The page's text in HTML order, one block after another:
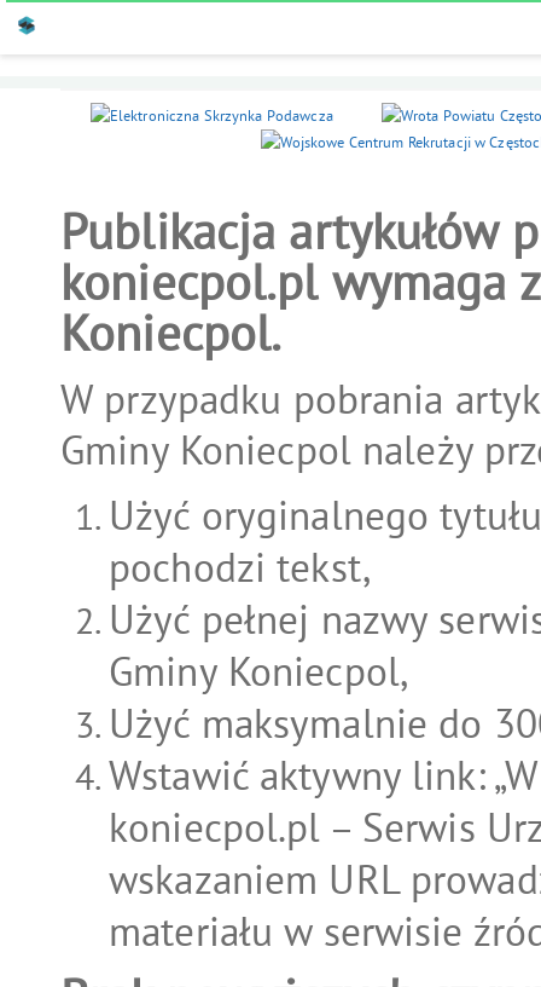
Publikacja artykułów
koniecpol.pl wymaga
Koniecpol.
W przypadku pobrania
Gminy Koniecpol należy
Użyć oryginalnego
pochodzi tekst,
Użyć pełnej nazwy
Gminy Koniecpol,
Użyć maksymalnie do
Wstawić aktywny link:
koniecpol.pl – Serwis
wskazaniem URL
materiału w serwisie